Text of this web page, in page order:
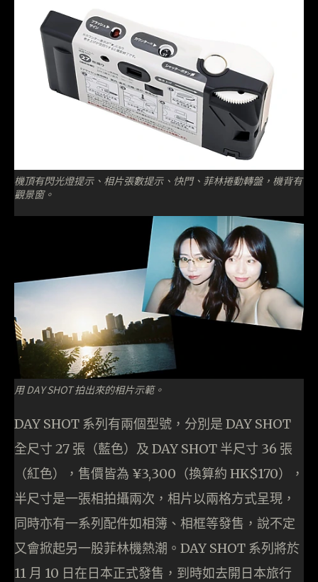
機頂有閃光燈提示、相片張數提示、快門、菲林捲動轉盤，機背有
觀景窗。
用 DAY SHOT 拍出來的相片示範。
DAY SHOT 系列有兩個型號，分別是 DAY SHOT
全尺寸 27 張（藍色）及 DAY SHOT 半尺寸 36 張
（紅色），售價皆為 ¥3,300（換算約 HK$170），
半尺寸是一張相拍攝兩次，相片以兩格方式呈現，
同時亦有一系列配件如相簿、相框等發售，說不定
又會掀起另一股菲林機熱潮。DAY SHOT 系列將於
11 月 10 日在日本正式發售，到時如去開日本旅行